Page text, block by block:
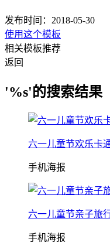
发布时间：2018-05-30
使用这个模板
相关模板推荐
返回
'%s'的搜索结果
六一儿童节欢乐卡
手机海报
六一儿童节亲子旅
手机海报